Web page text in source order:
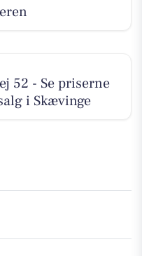
52 - Se priserne
i Skævinge